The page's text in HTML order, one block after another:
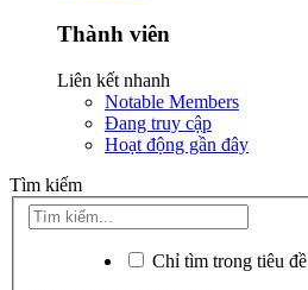
Thành viên
Liên kết nhanh
Notable Members
Đang truy cập
Hoạt động gần đây
Tìm kiếm
Chỉ tìm trong tiêu đề